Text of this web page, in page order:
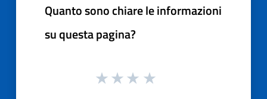
Quanto sono chiare le informazioni
su questa pagina?